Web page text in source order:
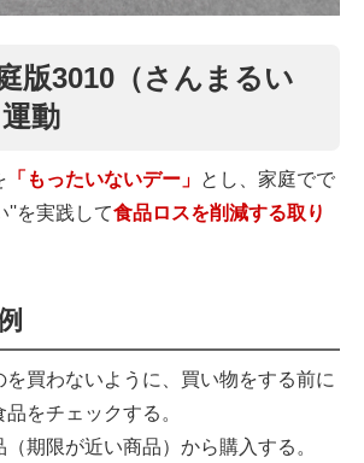
版3010（さんまるい
動
「もったいないデー」 とし、家庭でで
''を実践して食品ロスを削減する取り
を買わないように、買い物をする前に
をチェックする。
（期限が近い商品）から購入する。